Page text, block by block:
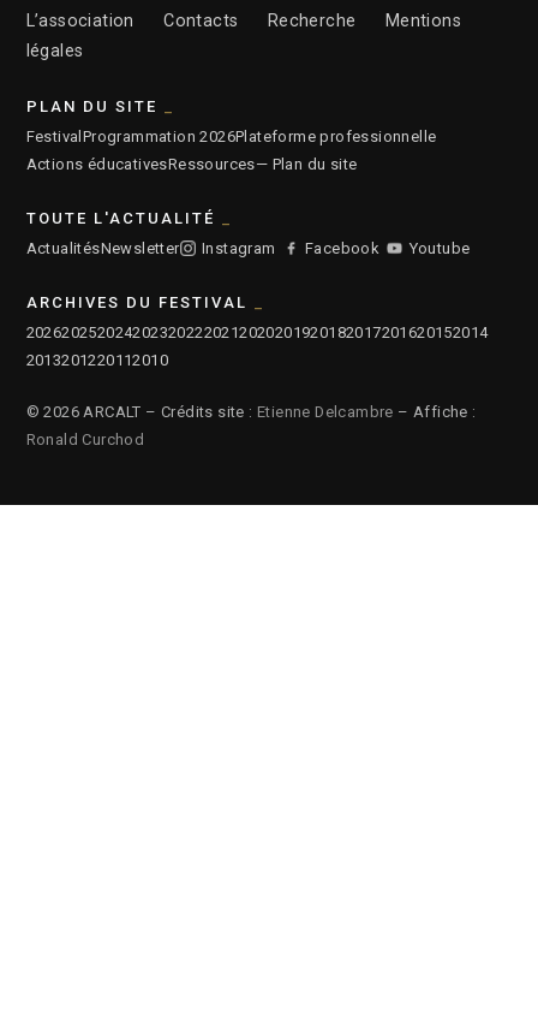
L’association
Contacts Recherche
Mentions
légales
PLAN DU SITE
Festival Programmation 2026Plateforme professionnelle
Actions éducativesRessources— Plan du site
TOUTE L'ACTUALITÉ
ActualitésNewsletter Instagram Facebook Youtube
ARCHIVES DU FESTIVAL
2026202520242023202220212020201920182017201620152014
2013201220112010
© 2026 ARCALT – Crédits site : Etienne Delcambre – Affiche :
Ronald Curchod